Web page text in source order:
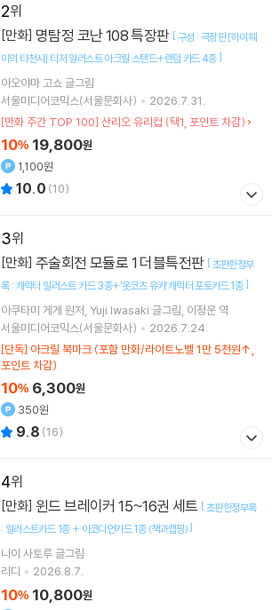
2
[만화] 명탐정 코난 108 특장판 [구성 : 극장판 [하이웨
이의 타천사] 티저 일러스트 아크릴 스탠드+랜덤 카드 4종]
아오야마 고쇼글그림
서울미디어코믹스(서울문화사)
2026.7.31.
[만화 주간 TOP 100] 산리오 유리컵 (택1, 포인트 차감)
10% 19,800원
1,100원
10.0 (10)
3
[만화] 주술회전 모듈로 1 더블특전판 [초판한정부
록 : 캐릭터 일러스트 카드 3종+‘옷코츠 유카’캐릭터 포토카드 1종]
아쿠타미 게게 원저 Yuji Iwasaki 글그림 이정운 역
서울미디어코믹스(서울문화사)
2026.7.24.
[단독] 아크릴 북마크 (포함 만화/라이트노벨 1만 5천원↑,
포인트 차감)
10% 6,300원
350원
9.8 (16)
4
[만화] 윈드 브레이커 15~16권 세트 [초판한정부록
: 일러스트카드 1종 + 아코디언카드 1종 (책과랩핑)]
니이 사토루글그림
리디
2026.8.7.
10% 10,800원